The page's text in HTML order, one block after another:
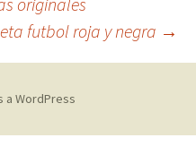
futbol roja y negra →
a WordPress